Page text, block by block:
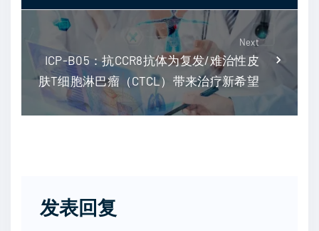
Next
ICP-B05：抗CCR8抗体为复发/难治性皮
肤T细胞淋巴瘤（CTCL）带来治疗新希望
发表回复